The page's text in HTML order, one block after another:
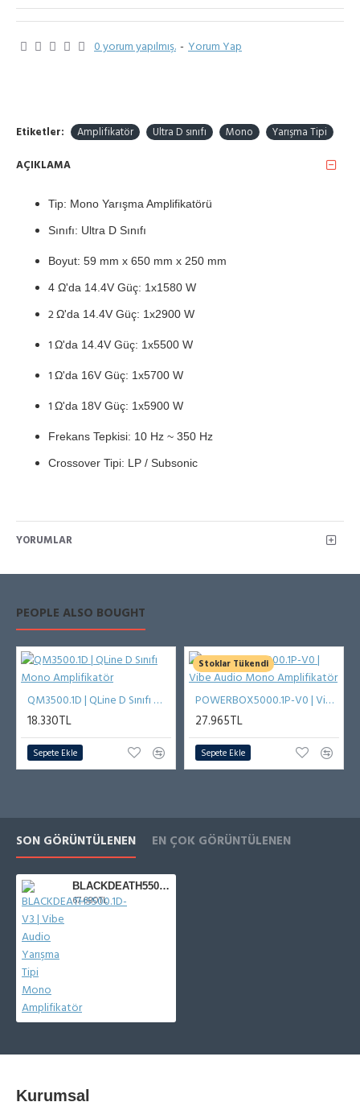
0 yorum yapılmış. - Yorum Yap
Etiketler: Amplifikatör Ultra D sınıfı Mono Yarışma Tipi
AÇIKLAMA
Tip: Mono Yarışma Amplifikatörü
Sınıfı: Ultra D Sınıfı
Boyut: 59 mm x 650 mm x 250 mm
4 Ω'da 14.4V Güç: 1x1580 W
2Ω'da 14.4V Güç: 1x2900 W
1 Ω'da 14.4V Güç: 1x5500 W
1 Ω'da 16V Güç: 1x5700 W
1 Ω'da 18V Güç: 1x5900 W
Frekans Tepkisi: 10 Hz ~ 350 Hz
Crossover Tipi: LP / Subsonic
YORUMLAR
PEOPLE ALSO BOUGHT
QM3500.1D | QLine D Sınıfı Mono Amplifikatör
18.330TL
Sepete Ekle
Stoklar Tükendi
POWERBOX5000.1P-V0 | Vibe Audio Mono Amplifikatör
27.965TL
Sepete Ekle
SON GÖRÜNTÜLENEN EN ÇOK GÖRÜNTÜLENEN
BLACKDEATH5500.1D-V3 | Vibe Audio Yarışma Tipi Mono Amplifikatör
67.680TL
Kurumsal